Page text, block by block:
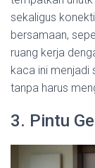
sekaligus
bersamaan,
ruang kerja
kaca ini menjadi
tanpa harus
3. Pintu